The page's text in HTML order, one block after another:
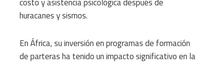
costo y asistencia psicológica después de
huracanes y sismos.
En África, su inversión en programas de formación
de parteras ha tenido un impacto significativo en la